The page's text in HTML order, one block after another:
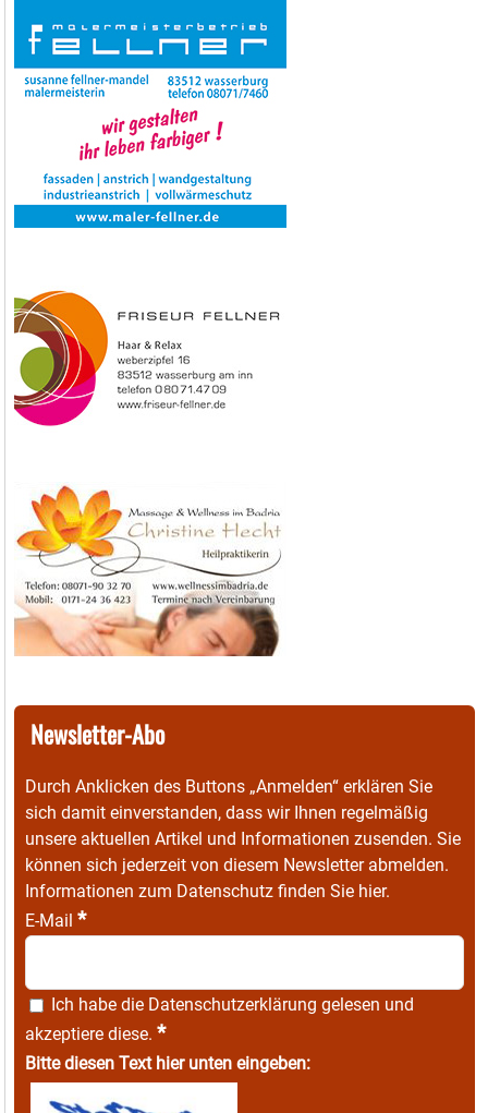
Newsletter-Abo
Durch Anklicken des Buttons „Anmelden“ erklären Sie
sich damit einverstanden, dass wir Ihnen regelmäßig
unsere aktuellen Artikel und Informationen zusenden. Sie
können sich jederzeit von diesem Newsletter abmelden.
Informationen zum Datenschutz finden Sie hier.
E-Mail *
Ich habe die Datenschutzerklärung gelesen und
akzeptiere diese. *
Bitte diesen Text hier unten eingeben: